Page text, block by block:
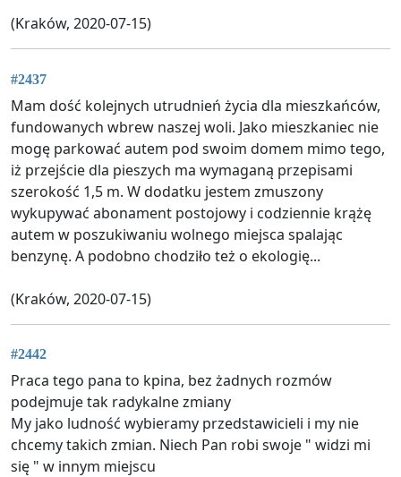
(Kraków, 2020-07-15)
#2437
Mam dość kolejnych utrudnień życia dla mieszkańców,
fundowanych wbrew naszej woli. Jako mieszkaniec nie
mogę parkować autem pod swoim domem mimo tego,
iż przejście dla pieszych ma wymaganą przepisami
szerokość 1,5 m. W dodatku jestem zmuszony
wykupywać abonament postojowy i codziennie krążę
autem w poszukiwaniu wolnego miejsca spalając
benzynę. A podobno chodziło też o ekologię...
(Kraków, 2020-07-15)
#2442
Praca tego pana to kpina, bez żadnych rozmów
podejmuje tak radykalne zmiany
My jako ludność wybieramy przedstawicieli i my nie
chcemy takich zmian. Niech Pan robi swoje " widzi mi
się " w innym miejscu